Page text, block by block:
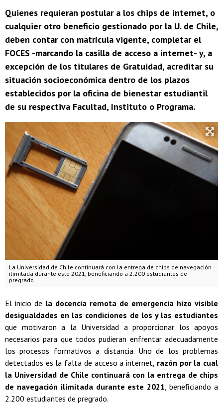
Quienes requieran postular a los chips de internet, o
cualquier otro beneficio gestionado por la U. de Chile,
deben contar con matrícula vigente, completar el
FOCES -marcando la casilla de acceso a internet- y, a
excepción de los titulares de Gratuidad, acreditar su
situación socioeconómica dentro de los plazos
establecidos por la oficina de bienestar estudiantil
de su respectiva Facultad, Instituto o Programa.
La Universidad de Chile continuará con la entrega de chips de navegación
ilimitada durante este 2021, beneficiando a 2.200 estudiantes de
pregrado.
El inicio de la docencia remota de emergencia hizo visible
desigualdades en las condiciones de los y las estudiantes
que motivaron a la Universidad a proporcionar los apoyos
necesarios para que todos pudieran enfrentar adecuadamente
los procesos formativos a distancia. Uno de los problemas
detectados es la falta de acceso a internet, razón por la cual
la Universidad de Chile continuará con la entrega de chips
de navegación ilimitada durante este 2021, beneficiando a
2.200 estudiantes de pregrado.